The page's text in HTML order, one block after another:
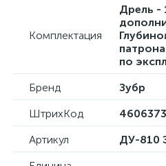
Комплектация
Дрель -
по
Бренд
Зубр
ШтрихКод
Артикул
ДУ-810